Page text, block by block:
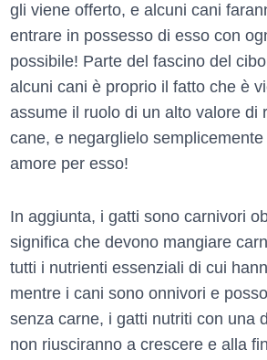
gli viene offerto, e alcuni cani
entrare in possesso di esso con
possibile! Parte del fascino del
alcuni cani è proprio il fatto che è
assume il ruolo di un alto valore di
cane, e negarglielo
amore per esso!
In aggiunta, i gatti sono carnivori
significa che devono mangiare
tutti i nutrienti essenziali di cui
mentre i cani sono onnivori e
senza carne, i gatti nutriti con una
non riusciranno a crescere e alla